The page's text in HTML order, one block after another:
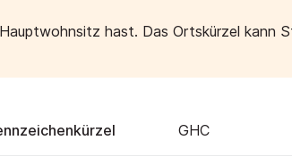
hast. Das Ortskürzel kann
GHC